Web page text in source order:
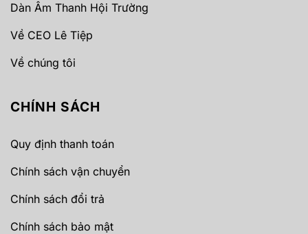
Dàn Âm Thanh Hội Trường
Về CEO Lê Tiệp
Về chúng tôi
CHÍNH SÁCH
Quy định thanh toán
Chính sách vận chuyển
Chính sách đổi trả
Chính sách bảo mật